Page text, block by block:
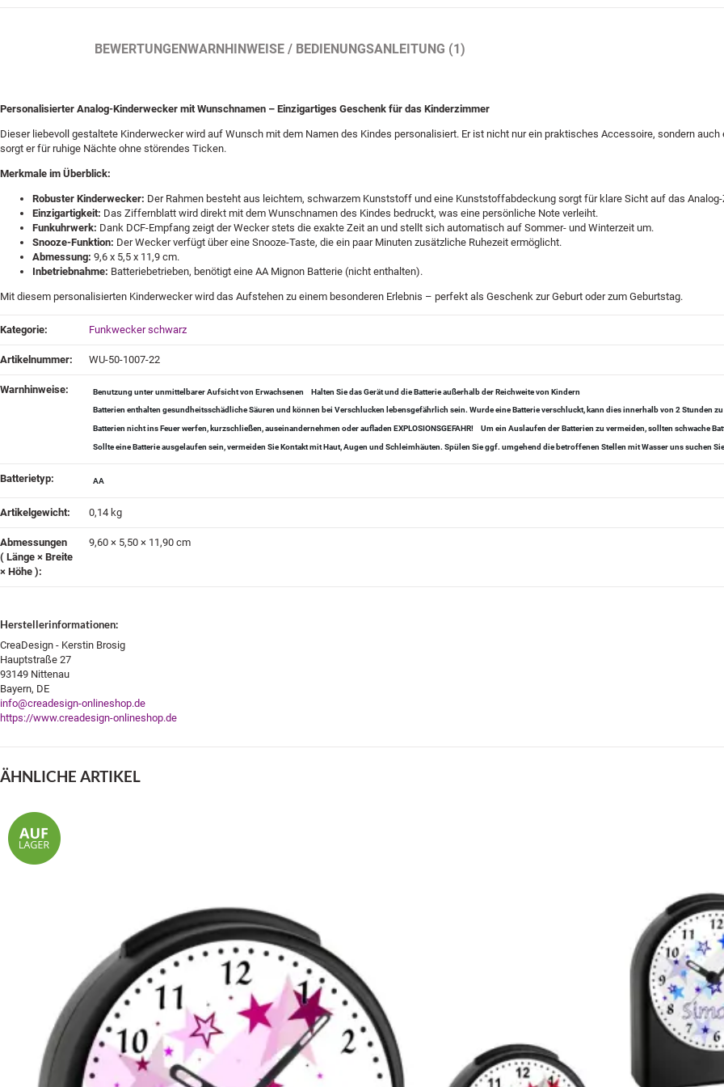
BEWERTUNGENWARNHINWEISE / BEDIENUNGSANLEITUNG (1)
Personalisierter Analog-Kinderwecker mit Wunschnamen – Einzigartiges Geschenk für das Kinderzimmer
Dieser liebevoll gestaltete Kinderwecker wird auf Wunsch mit dem Namen des Kindes personalisiert. Er ist nicht nur ein praktisches Accessoire, sondern
sorgt er für ruhige Nächte ohne störendes Ticken.
Merkmale im Überblick:
Robuster Kinderwecker: Der Rahmen besteht aus leichtem, schwarzem Kunststoff und eine Kunststoffabdeckung sorgt für klare Sicht auf das
Einzigartigkeit: Das Ziffernblatt wird direkt mit dem Wunschnamen des Kindes bedruckt, was eine persönliche Note verleiht.
Funkuhrwerk: Dank DCF-Empfang zeigt der Wecker stets die exakte Zeit an und stellt sich automatisch auf Sommer- und Winterzeit um.
Snooze-Funktion: Der Wecker verfügt über eine Snooze-Taste, die ein paar Minuten zusätzliche Ruhezeit ermöglicht.
Abmessung: 9,6 x 5,5 x 11,9 cm.
Inbetriebnahme: Batteriebetrieben, benötigt eine AA Mignon Batterie (nicht enthalten).
Mit diesem personalisierten Kinderwecker wird das Aufstehen zu einem besonderen Erlebnis – perfekt als Geschenk zur Geburt oder zum Geburtstag.
Produkteigenschaft
Wert
Kategorie: Funkwecker schwarz
Artikelnummer: WU-50-1007-22
Warnhinweise‍: Benutzung unter unmittelbarer Aufsicht von Erwachsenen Halten Sie das Gerät und die Batterie außerhalb der Reichweite von Kindern
Batterien enthalten gesundheitsschädliche Säuren und können bei Verschlucken lebensgefährlich sein. Wurde eine Batterie verschluckt, kann dies innerhalb von 2 Stunden
Batterien nicht ins Feuer werfen, kurzschließen, auseinandernehmen oder aufladen EXPLOSIONSGEFAHR! Um ein Auslaufen der Batterien zu vermeiden, sollten schwache
Sollte eine Batterie ausgelaufen sein, vermeiden Sie Kontakt mit Haut, Augen und Schleimhäuten. Spülen Sie ggf. umgehend die betroffenen Stellen mit Wasser uns suchen
Batterietyp‍: AA
Artikelgewicht‍: 0,14 kg
Abmessungen
( Länge × Breite
× Höhe )‍:
9,60 × 5,50 × 11,90 cm
Herstellerinformationen:
CreaDesign - Kerstin Brosig
Hauptstraße 27
93149 Nittenau
Bayern, DE
info@creadesign-onlineshop.de
https://www.creadesign-onlineshop.de
ÄHNLICHE ARTIKEL